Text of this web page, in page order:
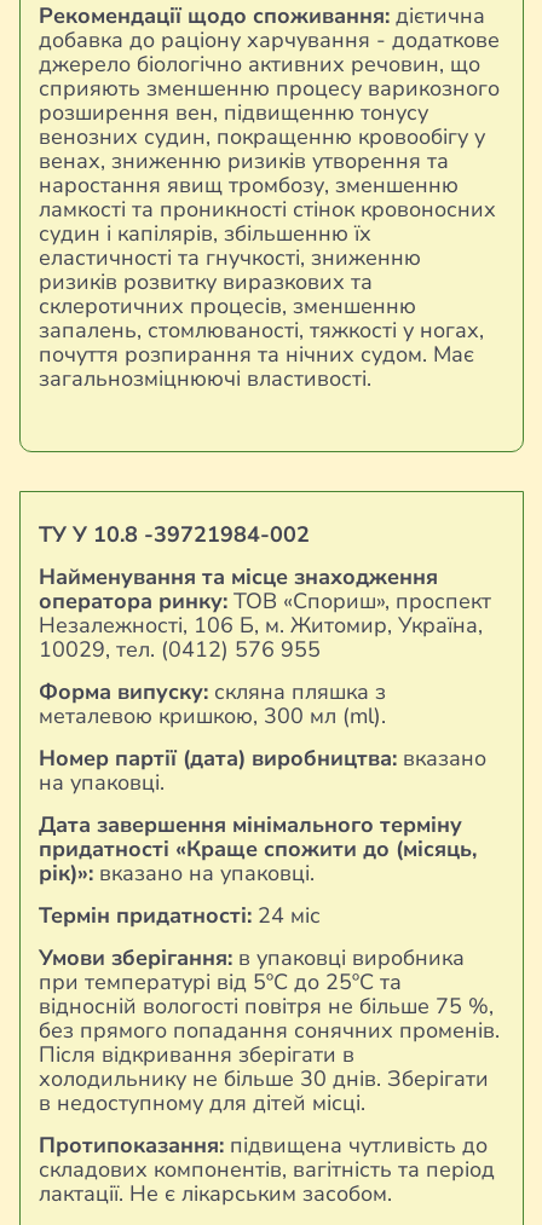
Рекомендації щодо споживання: дієтична
добавка до раціону харчування - додаткове
джерело біологічно активних речовин, що
сприяють зменшенню процесу варикозного
розширення вен, підвищенню тонусу
венозних судин, покращенню кровообігу у
венах, зниженню ризиків утворення та
наростання явищ тромбозу, зменшенню
ламкості та проникності стінок кровоносних
судин і капілярів, збільшенню їх
еластичності та гнучкості, зниженню
ризиків розвитку виразкових та
склеротичних процесів, зменшенню
запалень, стомлюваності, тяжкості у ногах,
почуття розпирання та нічних судом. Має
загальнозміцнюючі властивості.
ТУ У 10.8 -39721984-002
Найменування та місце знаходження
оператора ринку: ТОВ «Спориш», проспект
Незалежності, 106 Б, м. Житомир, Україна,
10029, тел. (0412) 576 955
Форма випуску: скляна пляшка з
металевою кришкою, 300 мл (ml).
Номер партії (дата) виробництва: вказано
на упаковці.
Дата завершення мінімального терміну
придатності «Краще спожити до (місяць,
рік)»: вказано на упаковці.
Термін придатності: 24 міс
Умови зберігання: в упаковці виробника
при температурі від 5ºС до 25ºС та
відносній вологості повітря не більше 75 %,
без прямого попадання сонячних променів.
Після відкривання зберігати в
холодильнику не більше 30 днів. Зберігати
в недоступному для дітей місці.
Протипоказання: підвищена чутливість до
складових компонентів, вагітність та період
лактації. Не є лікарським засобом.